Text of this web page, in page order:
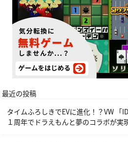
最近の投稿
タイムふろしきでEVに進化！？VW 「
１周年でドラえもんと夢のコラボが実